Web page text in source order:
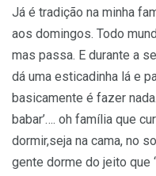
Já é tradição na minha
aos domingos. Todo
mas passa. E durante a
dá uma esticadinha lá e
basicamente é fazer
babar’…. oh família que
dormir,seja na cama, no
gente dorme do jeito que